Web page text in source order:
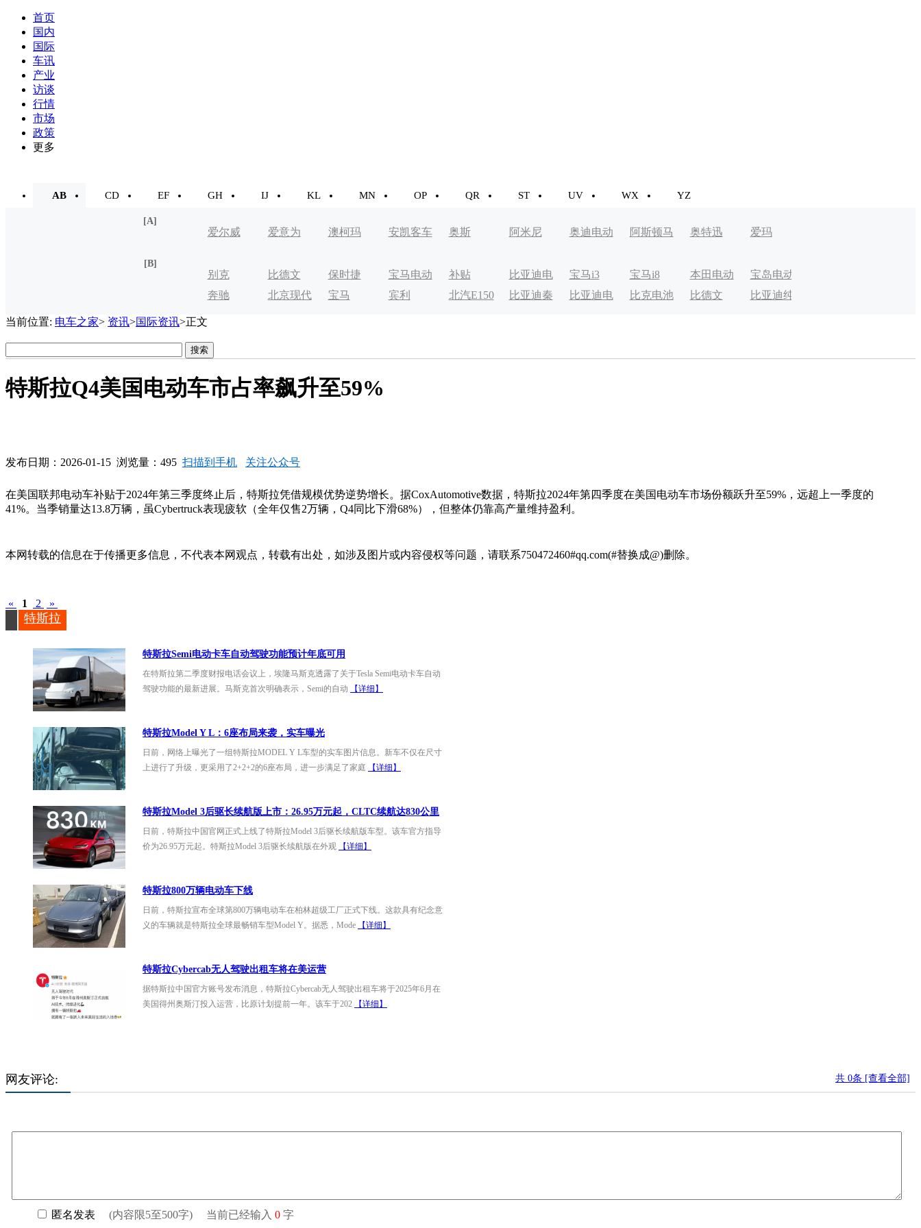
首页
国内
国际
车讯
产业
访谈
行情
市场
政策
更多
AB CD EF GH IJ KL MN OP QR ST UV WX YZ
[A]
爱尔威 爱意为 澳柯玛 安凯客车 奥斯 阿米尼 奥迪电动 阿斯顿马 奥特迅 爱玛
[B]
别克 比德文 保时捷 宝马电动
车
补贴 比亚迪电
动轿车
宝马i3 宝马i8 本田电动
车
宝岛电动
车
奔驰 北京现代 宝马 宾利 北汽E150 比亚迪秦 比亚迪电 比克电池 比德文 比亚迪纯
当前位置: 电车之家> 资讯>国际资讯>正文
特斯拉Q4美国电动车市占率飙升至59%
发布日期：2026-01-15 浏览量：495 扫描到手机 关注公众号
在美国联邦电动车补贴于2024年第三季度终止后，特斯拉凭借规模优势逆势增长。据CoxAutomotive数据，特斯拉2024年第四季度在美国电动车市场份额跃升至59%，远超上一季度的
41%。当季销量达13.8万辆，虽Cybertruck表现疲软（全年仅售2万辆，Q4同比下滑68%），但整体仍靠高产量维持盈利。
本网转载的信息在于传播更多信息，不代表本网观点，转载有出处，如涉及图片或内容侵权等问题，请联系750472460#qq.com(#替换成@)删除。
« 1 2 »
特斯拉
特斯拉Semi电动卡车自动驾驶功能预计年底可用
在特斯拉第二季度财报电话会议上，埃隆马斯克透露了关于Tesla Semi电动卡车自动
驾驶功能的最新进展。马斯克首次明确表示，Semi的自动
【详细】
特斯拉Model Y L：6座布局来袭，实车曝光
日前，网络上曝光了一组特斯拉MODEL Y L车型的实车图片信息。新车不仅在尺寸
上进行了升级，更采用了2+2+2的6座布局，进一步满足了家庭
【详细】
特斯拉Model 3后驱长续航版上市：26.95万元起，CLTC续航达830公里
日前，特斯拉中国官网正式上线了特斯拉Model 3后驱长续航版车型。该车官方指导
价为26.95万元起。特斯拉Model 3后驱长续航版在外观
【详细】
特斯拉800万辆电动车下线
日前，特斯拉宣布全球第800万辆电动车在柏林超级工厂正式下线。这款具有纪念意
义的车辆就是特斯拉全球最畅销车型Model Y。据悉，Mode
【详细】
特斯拉Cybercab无人驾驶出租车将在美运营
据特斯拉中国官方账号发布消息，特斯拉Cybercab无人驾驶出租车将于2025年6月在
美国得州奥斯汀投入运营，比原计划提前一年。该车于202
【详细】
共 0条 [查看全部]
网友评论: